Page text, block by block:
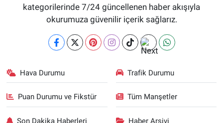
kategorilerinde 7/24 güncellenen haber akışıyla
okurumuza güvenilir içerik sağlarız.
Hava Durumu Trafik Durumu
Puan Durumu ve Fikstür Tüm Manşetler
Son Dakika Haberleri Haber Arşivi